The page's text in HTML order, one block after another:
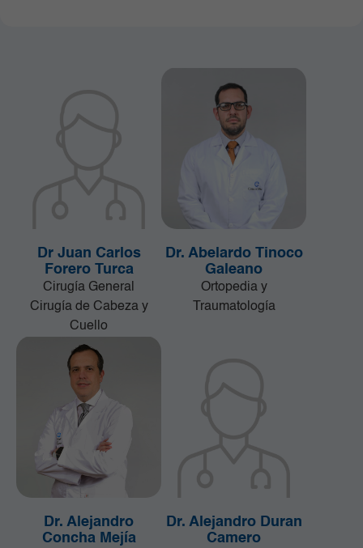
Dr Juan Carlos
Forero Turca
Cirugía General
Cirugía de Cabeza y
Cuello
Dr. Abelardo Tinoco
Galeano
Ortopedia y
Traumatología
Dr. Alejandro
Concha Mejía
Dr. Alejandro Duran
Camero